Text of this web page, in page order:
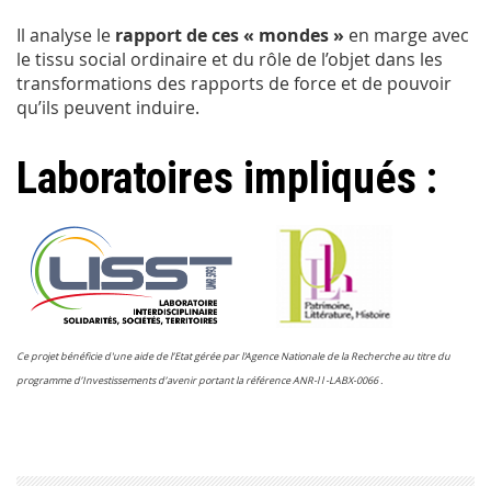
Il analyse le rapport de ces « mondes » en marge avec
le tissu social ordinaire et du rôle de l’objet dans les
transformations des rapports de force et de pouvoir
qu’ils peuvent induire.
Laboratoires impliqués :
Ce projet bénéficie d'une aide de l’Etat gérée par l'Agence Nationale de la Recherche au titre du
programme d’Investissements d’avenir portant la référence ANR-l l -LABX-0066 .